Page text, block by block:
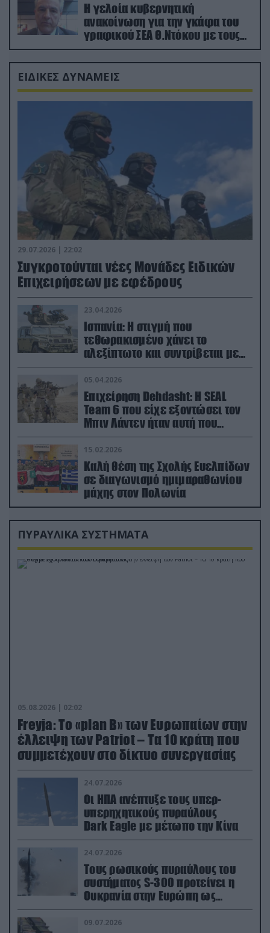
Η γελοία κυβερνητική
ανακοίνωση για την γκάφα του
γραφικού ΣΕΑ Θ.Ντόκου με τους
Ρώσους φαρσέρ
ΕΙΔΙΚΕΣ ΔΥΝΑΜΕΙΣ
29.07.2026 | 22:02
Συγκροτούνται νέες Μονάδες Ειδικών
Επιχειρήσεων με εφέδρους
23.04.2026
Ισπανία: Η στιγμή που
τεθωρακισμένο χάνει το
αλεξίπτωτο και συντρίβεται με
ορμή στο έδαφος (βίντεο)
05.04.2026
Επιχείρηση Dehdasht: Η SEAL
Team 6 που είχε εξοντώσει τον
Μπιν Λάντεν ήταν αυτή που
διέσωσε τον πιλότο του F-15
15.02.2026
Καλή θέση της Σχολής Ευελπίδων
σε διαγωνισμό ημιμαραθωνίου
μάχης στον Πολωνία
ΠΥΡΑΥΛΙΚΑ ΣΥΣΤΗΜΑΤΑ
05.08.2026 | 02:02
Freyja: Το «plan Β» των Ευρωπαίων στην
έλλειψη των Patriot – Τα 10 κράτη που
συμμετέχουν στο δίκτυο συνεργασίας
24.07.2026
Οι ΗΠΑ ανέπτυξε τους υπερ-
υπερηχητικούς πυραύλους
Dark Eagle με μέτωπο την Κίνα
24.07.2026
Τους ρωσικούς πυραύλους του
συστήματος S-300 προτείνει η
Ουκρανία στην Ευρώπη ως
αντιβαλλιστικό σύστημα
09.07.2026